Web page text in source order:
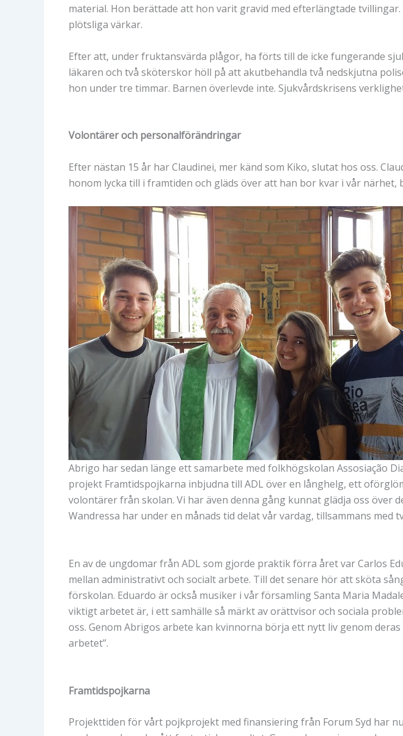
material. Hon berättade att hon varit gravid med efterlängtade
plötsliga värkar.
Efter att, under fruktansvärda plågor, ha förts till de icke fungerande
läkaren och två sköterskor höll på att akutbehandla två nedskjutna
hon under tre timmar. Barnen överlevde inte. Sjukvårdskrisens
Volontärer och personalförändringar
Efter nästan 15 år har Claudinei, mer känd som Kiko, slutat hos oss.
honom lycka till i framtiden och gläds över att han bor kvar i vår
Abrigo har sedan länge ett samarbete med folkhögskolan Assosiação
projekt Framtidspojkarna inbjudna till ADL över en långhelg, ett
volontärer från skolan. Vi har även denna gång kunnat glädja oss över
Wandressa har under en månads tid delat vår vardag, tillsammans med
En av de ungdomar från ADL som gjorde praktik förra året var Carlos
mellan administrativt och socialt arbete. Till det senare hör att sköta
förskolan. Eduardo är också musiker i vår församling Santa Maria
viktigt arbetet är, i ett samhälle så märkt av orättvisor och sociala
oss. Genom Abrigos arbete kan kvinnorna börja ett nytt liv genom
arbetet”.
Framtidspojkarna
Projekttiden för vårt pojkprojekt med finansiering från Forum Syd har